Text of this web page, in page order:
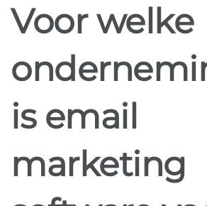
Voor welke
is email
marketing